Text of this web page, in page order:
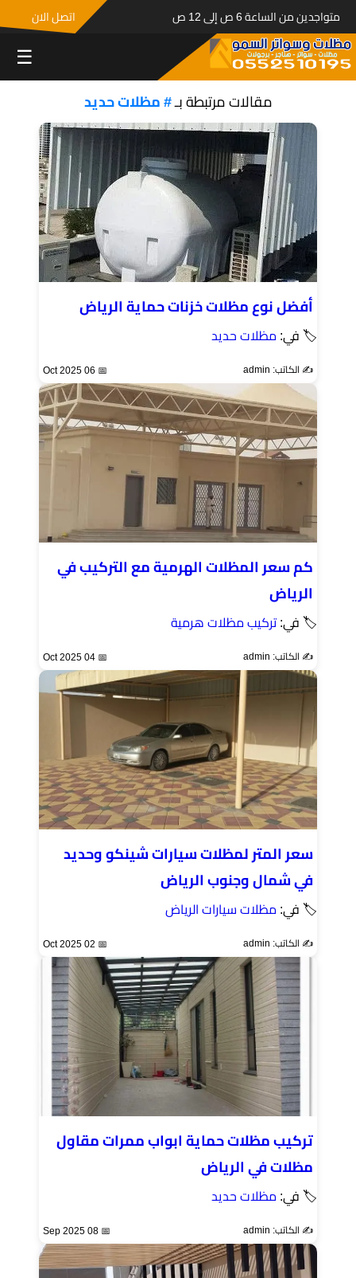
متواجدين من الساعة 6 ص إلى 12 ص اتصل الان
☰
مقالات مرتبطة بـ# مظلات حديد
أفضل نوع مظلات خزنات حماية الرياض
🏷 في: مظلات حديد
✍️ الكاتب: admin 📅 06 Oct 2025
كم سعر المظلات الهرمية مع التركيب في
الرياض
🏷 في:تركيب مظلات هرمية
✍️ الكاتب: admin 📅 04 Oct 2025
سعر المتر لمظلات سيارات شينكو وحديد
في شمال وجنوب الرياض
🏷 في: مظلات سيارات الرياض
✍️ الكاتب: admin 📅 02 Oct 2025
تركيب مظلات حماية ابواب ممرات مقاول
مظلات في الرياض
🏷 في: مظلات حديد
✍️ الكاتب: admin 📅 08 Sep 2025